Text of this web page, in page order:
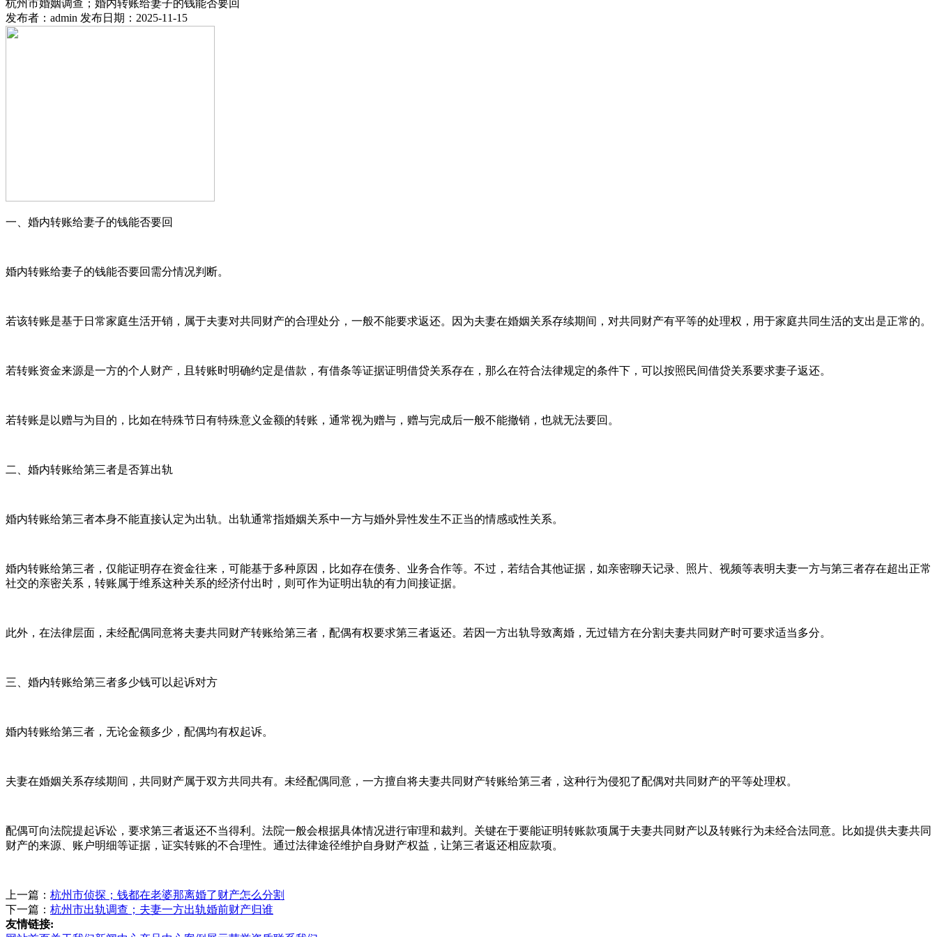
杭州市婚姻调查；婚内转账给妻子的钱能否要回
发布者：admin 发布日期：2025-11-15
一、婚内转账给妻子的钱能否要回
婚内转账给妻子的钱能否要回需分情况判断。
若该转账是基于日常家庭生活开销，属于夫妻对共同财产的合理处分，一般不能要求返还。因为夫妻在婚姻关系存续期间，对共同财产有平等的处理权，用于家庭共同生活的支出是正常的。
若转账资金来源是一方的个人财产，且转账时明确约定是借款，有借条等证据证明借贷关系存在，那么在符合法律规定的条件下，可以按照民间借贷关系要求妻子返还。
若转账是以赠与为目的，比如在特殊节日有特殊意义金额的转账，通常视为赠与，赠与完成后一般不能撤销，也就无法要回。
二、婚内转账给第三者是否算出轨
婚内转账给第三者本身不能直接认定为出轨。出轨通常指婚姻关系中一方与婚外异性发生不正当的情感或性关系。
婚内转账给第三者，仅能证明存在资金往来，可能基于多种原因，比如存在债务、业务合作等。不过，若结合其他证据，如亲密聊天记录、照片、视频等表明夫妻一方与第三者存在超出正常
社交的亲密关系，转账属于维系这种关系的经济付出时，则可作为证明出轨的有力间接证据。
此外，在法律层面，未经配偶同意将夫妻共同财产转账给第三者，配偶有权要求第三者返还。若因一方出轨导致离婚，无过错方在分割夫妻共同财产时可要求适当多分。
三、婚内转账给第三者多少钱可以起诉对方
婚内转账给第三者，无论金额多少，配偶均有权起诉。
夫妻在婚姻关系存续期间，共同财产属于双方共同共有。未经配偶同意，一方擅自将夫妻共同财产转账给第三者，这种行为侵犯了配偶对共同财产的平等处理权。
配偶可向法院提起诉讼，要求第三者返还不当得利。法院一般会根据具体情况进行审理和裁判。关键在于要能证明转账款项属于夫妻共同财产以及转账行为未经合法同意。比如提供夫妻共同
财产的来源、账户明细等证据，证实转账的不合理性。通过法律途径维护自身财产权益，让第三者返还相应款项。
上一篇： 杭州市侦探；钱都在老婆那离婚了财产怎么分割
下一篇： 杭州市出轨调查；夫妻一方出轨婚前财产归谁
友情链接: